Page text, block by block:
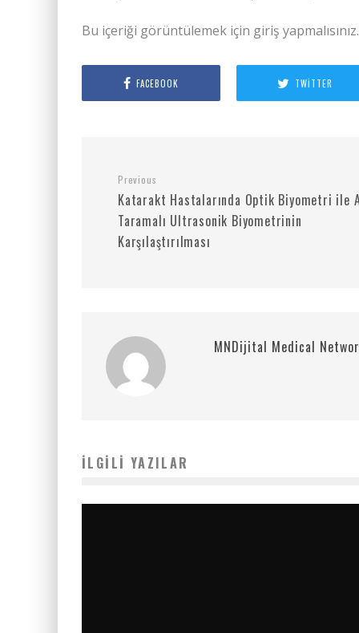
Bu içeriği görüntülemek için giriş
FACEBOOK TWITTER
Previous
Katarakt Hastalarında Optik Biyometri ile
Taramalı Ultrasonik Biyometrinin
Karşılaştırılması
MNDijital Medical
İLGILI YAZILAR